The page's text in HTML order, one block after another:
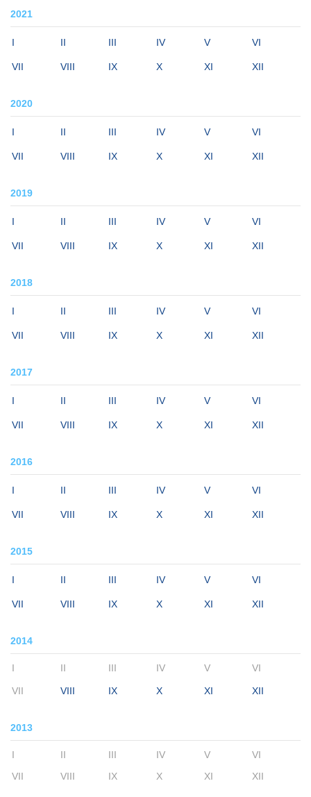
2021
I II III IV V VI
VII VIII IX X XI XII
2020
I II III IV V VI
VII VIII IX X XI XII
2019
I II III IV V VI
VII VIII IX X XI XII
2018
I II III IV V VI
VII VIII IX X XI XII
2017
I II III IV V VI
VII VIII IX X XI XII
2016
I II III IV V VI
VII VIII IX X XI XII
2015
I II III IV V VI
VII VIII IX X XI XII
2014
I II III IV V VI
VII VIII IX X XI XII
2013
I II III IV V
VI
VII
VIII IX X XI XII